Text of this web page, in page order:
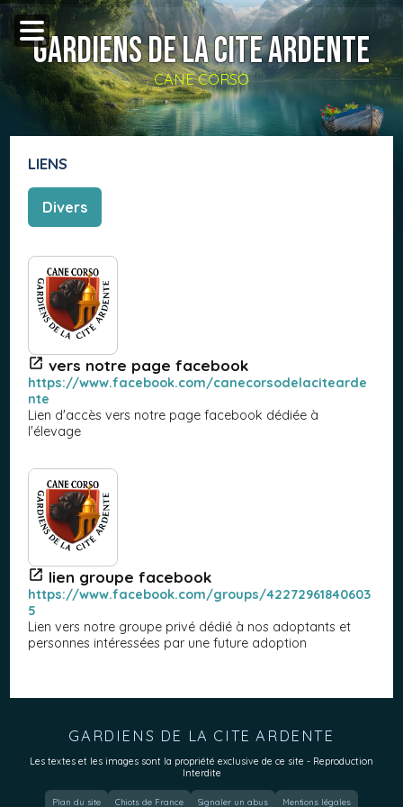
GARDIENS DE LA CITE ARDENTE
CANE CORSO
LIENS
Divers
vers notre page facebook
https://www.facebook.com/canecorsodelacitearde
nte
Lien d'accès vers notre page facebook dédiée à
l'élevage
lien groupe facebook
https://www.facebook.com/groups/42272961840603
5
Lien vers notre groupe privé dédié à nos adoptants et
personnes intéressées par une future adoption
GARDIENS DE LA CITE ARDENTE
Les textes et les images sont la propriété exclusive de ce site - Reproduction
Interdite
Plan du site Chiots de France Signaler un abus Mentions légales